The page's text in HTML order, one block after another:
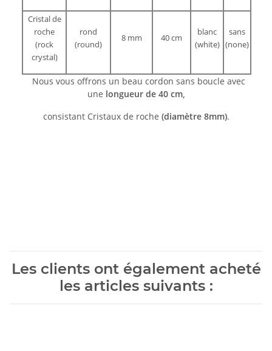
Cristal de
roche
(rock
crystal)
rond
(round)
8 mm 40 cm
blanc
(white)
sans
(none)
Nous vous offrons un beau cordon sans boucle avec
une longueur de 40 cm,
consistant Cristaux de roche (diamètre 8mm).
Les clients ont également acheté
les articles suivants :